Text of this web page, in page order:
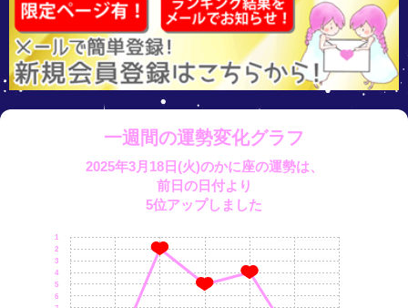
一週間の運勢変化グラフ
2025年3月18日(火)のかに座の運勢は、
前日の日付より
5位アップしました
6
5
4
3
2
1